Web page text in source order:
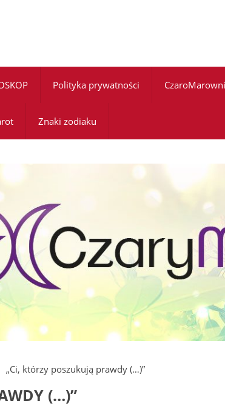
Polityka prywatności
Znaki zodiaku
„Ci, którzy poszukują prawdy (…)”
(…)”